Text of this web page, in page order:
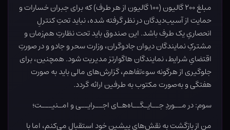
مبلغ ۲۰۰ گالیون (۱۰۰ گالیون از هر طرف) که برای جبران خسارات و
حمایت از آسیب‌دیدگان در نظر گرفته شده، نباید تحتِ کنترلِ
انحصاریِ یک طرف باشد. این صندوق باید تحت نظارتِ هم‌زمان و
مشترکِ نمایندگان دیوان جادوگران، وزارت سحر و جادو و در صورتِ
اقتضایِ شرایط، نمایندگان هاگوارتز مدیریت شود. همچنین، برای
جلوگیری از هرگونه سوءتفاهم، گزارش‌های مالی باید به صورت
هفتگی و به‌صورت مکتوب به طرفین ارائه گردد.
سوم: در مــوردِ جــایـگــاه‌هـای اجــرایــی و امـنیـــت؛
من از بازگشت به نقش‌های پیشین خود استقبال می‌کنم، اما با